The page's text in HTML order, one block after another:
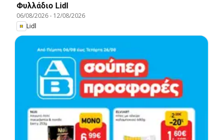
Φυλλάδιο Lidl
06/08/2026- 12/08/2026
Lidl